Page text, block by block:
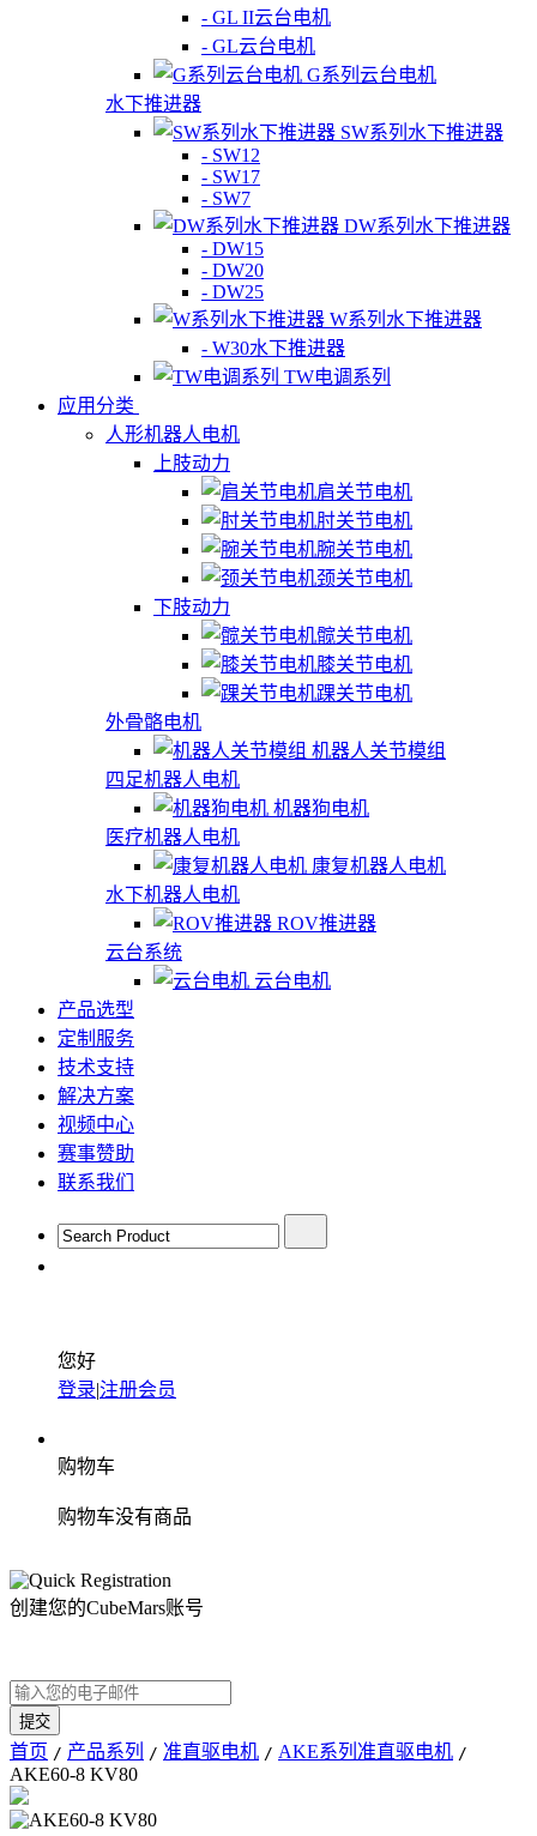
- GL II云台电机
- GL云台电机
G系列云台电机
水下推进器
SW系列水下推进器
- SW12
- SW17
- SW7
DW系列水下推进器
- DW15
- DW20
- DW25
W系列水下推进器
- W30水下推进器
TW电调系列
应用分类
人形机器人电机
上肢动力
肩关节电机
肘关节电机
腕关节电机
颈关节电机
下肢动力
髋关节电机
膝关节电机
踝关节电机
外骨骼电机
机器人关节模组
四足机器人电机
机器狗电机
医疗机器人电机
康复机器人电机
水下机器人电机
ROV推进器
云台系统
云台电机
产品选型
定制服务
技术支持
解决方案
视频中心
赛事赞助
联系我们
您好
登录|注册会员
购物车
购物车没有商品
创建您的CubeMars账号
首页 / 产品系列 / 准直驱电机 / AKE系列准直驱电机 /
AKE60-8 KV80